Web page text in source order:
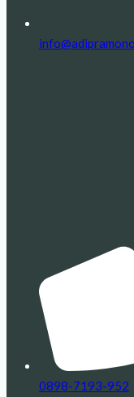
0898-7193-952